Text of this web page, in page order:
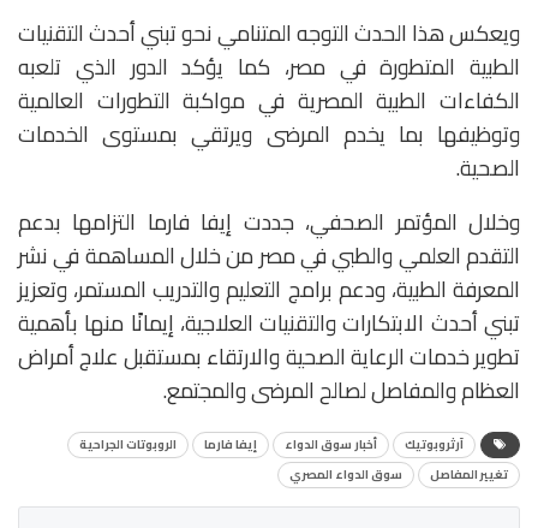
ويعكس هذا الحدث التوجه المتنامي نحو تبني أحدث التقنيات
الطبية المتطورة في مصر، كما يؤكد الدور الذي تلعبه
الكفاءات الطبية المصرية في مواكبة التطورات العالمية
وتوظيفها بما يخدم المرضى ويرتقي بمستوى الخدمات
الصحية.
وخلال المؤتمر الصحفي، جددت إيفا فارما التزامها بدعم
التقدم العلمي والطبي في مصر من خلال المساهمة في نشر
المعرفة الطبية، ودعم برامج التعليم والتدريب المستمر، وتعزيز
تبني أحدث الابتكارات والتقنيات العلاجية، إيمانًا منها بأهمية
تطوير خدمات الرعاية الصحية والارتقاء بمستقبل علاج أمراض
العظام والمفاصل لصالح المرضى والمجتمع.
آرثروبوتيك أخبار سوق الدواء إيفا فارما
الروبوتات الجراحية
تغيير المفاصل
سوق الدواء المصري